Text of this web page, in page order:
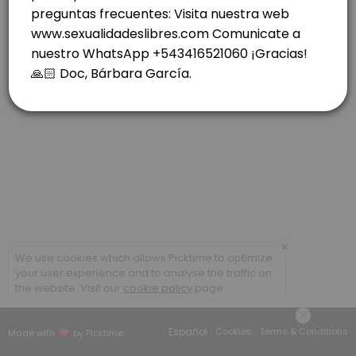
ROSARIO: RIOJA 1037- C. FINA MIERCOLES.
others · 40 min · ARS70000.0
CABA- COLEGIALES- LUNES
others · 30 min · ARS70000.0
Made with by Picktime Español Cookies Terms & Conditions
×
We use cookies which allows Picktime to optimize
your user experience and to analyse the traffic on
the website. Visit our cookie policy page.